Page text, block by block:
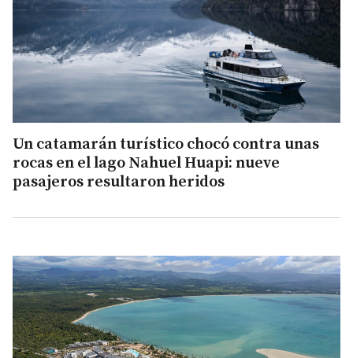
Un catamarán turístico chocó contra unas
rocas en el lago Nahuel Huapi: nueve
pasajeros resultaron heridos